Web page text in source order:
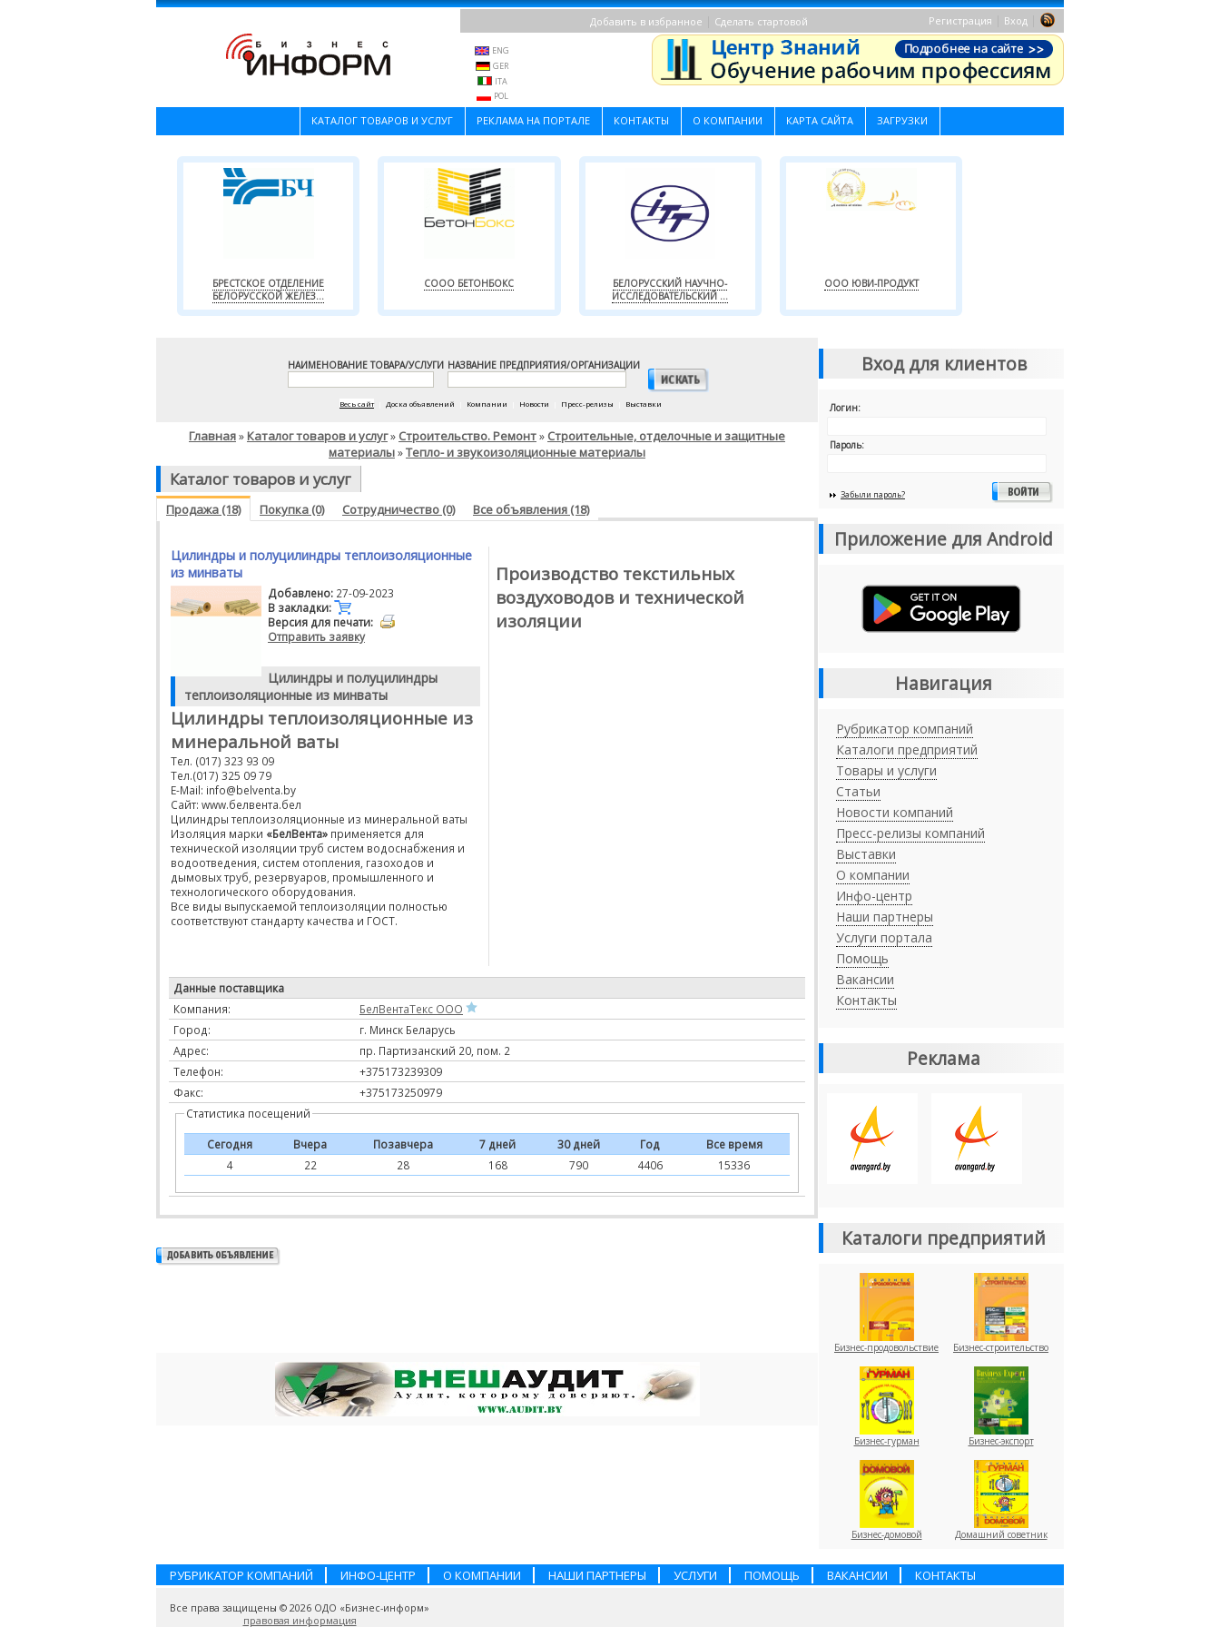
Регистрация Вход
Добавить в избранное Сделать стартовой
ENG
GER
ITA
POL
КАТАЛОГ ТОВАРОВ И УСЛУГ РЕКЛАМА НА ПОРТАЛЕ КОНТАКТЫ О КОМПАНИИ КАРТА САЙТА ЗАГРУЗКИ
БРЕСТСКОЕ ОТДЕЛЕНИЕ
БЕЛОРУССКОЙ ЖЕЛЕЗ...
СООО БЕТОНБОКС
БЕЛОРУССКИЙ НАУЧНО-
ИССЛЕДОВАТЕЛЬСКИЙ ...
ООО ЮВИ-ПРОДУКТ
НАИМЕНОВАНИЕ ТОВАРА/УСЛУГИ НАЗВАНИЕ ПРЕДПРИЯТИЯ/ОРГАНИЗАЦИИ
Весь сайт Доска объявлений Компании Новости Пресс-релизы Выставки
Главная» Каталог товаров и услуг» Строительство. Ремонт» Строительные, отделочные и защитные
материалы»Тепло- и звукоизоляционные материалы
Каталог товаров и услуг
Продажа (18) Покупка (0) Сотрудничество (0) Все объявления (18)
Цилиндры и полуцилиндры теплоизоляционные
из минваты
Добавлено: 27-09-2023
В закладки:
Версия для печати:
Отправить заявку
Цилиндры и полуцилиндры
теплоизоляционные из минваты
Цилиндры теплоизоляционные из
минеральной ваты
Тел. (017) 323 93 09
Тел.(017) 325 09 79
E-Mail: info@belventa.by
Сайт: www.белвента.бел
Цилиндры теплоизоляционные из минеральной ваты
Изоляция марки «БелВента» применяется для
технической изоляции труб систем водоснабжения и
водоотведения, систем отопления, газоходов и
дымовых труб, резервуаров, промышленного и
технологического оборудования.
Все виды выпускаемой теплоизоляции полностью
соответствуют стандарту качества и ГОСТ.
Производство текстильных
воздуховодов и технической
изоляции
Данные поставщика
Компания:
БелВентаТекс ООО
Город:
г. Минск Беларусь
Адрес:
пр. Партизанский 20, пом. 2
Телефон:
+375173239309
Факс:
+375173250979
Статистика посещений
Сегодня Вчера Позавчера 7 дней 30 дней Год
Все время
4
22 28 168 790 4406 15336
Вход для клиентов
Логин:
Пароль:
Забыли пароль?
Приложение для Android
Навигация
Рубрикатор компаний
Каталоги предприятий
Товары и услуги
Статьи
Новости компаний
Пресс-релизы компаний
Выставки
О компании
Инфо-центр
Наши партнеры
Услуги портала
Помощь
Вакансии
Контакты
Реклама
Каталоги предприятий
Бизнес-продовольствие Бизнес-строительство
Бизнес-гурман Бизнес-экспорт
Бизнес-домовой Домашний советник
РУБРИКАТОР КОМПАНИЙ ИНФО-ЦЕНТР О КОМПАНИИ НАШИ ПАРТНЕРЫ УСЛУГИ ПОМОЩЬ ВАКАНСИИ КОНТАКТЫ
Все права защищены © 2026 ОДО «Бизнес-информ»
правовая информация